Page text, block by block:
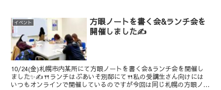
イベント
方眼ノートを書く会&ランチ会を
開催しました✍️
10/24(金)札幌市内某所にて方眼ノートを書く会&ランチ会を開催し
ました✨✍️🍴ランチはぶあいそ別邸にて🍴私の受講生さん向けには
いつもオンラインで開催しているのですが今回は同じ札幌の方眼ノー